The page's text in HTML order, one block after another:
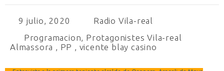
9 julio, 2020
Radio Vila-real
Programacion, Protagonistes Vila-real
Almassora , PP , vicente blay casino